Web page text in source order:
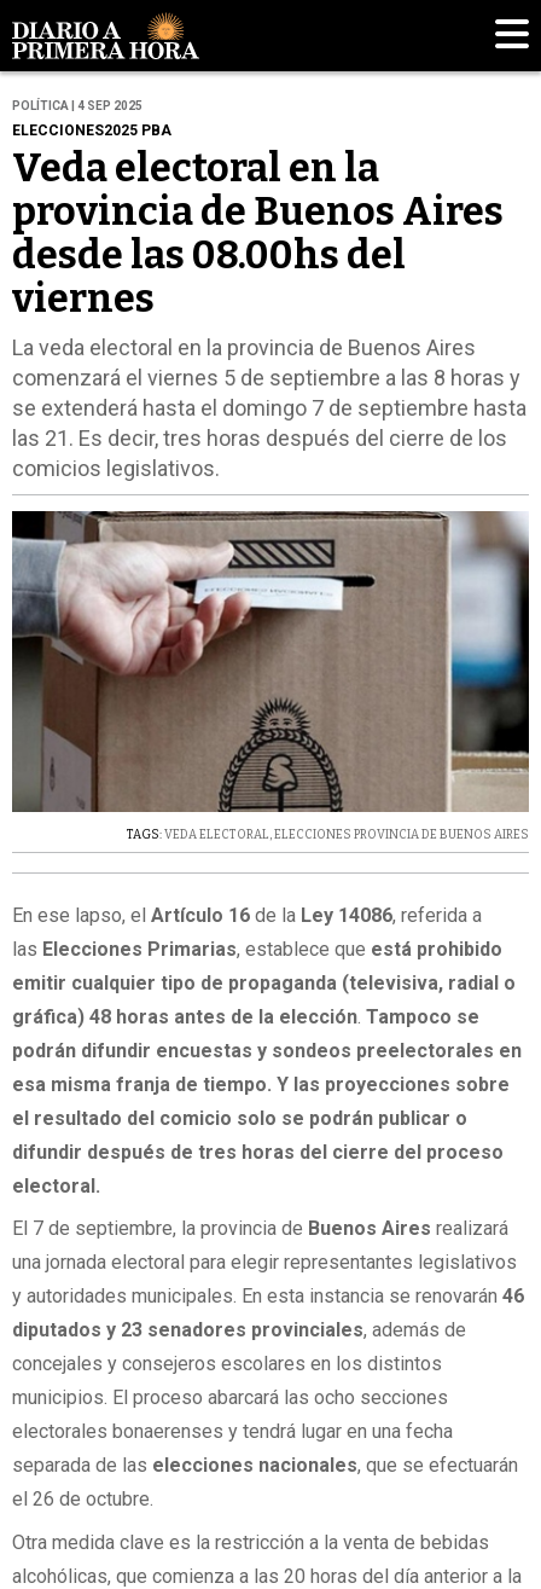
POLÍTICA | 4 SEP 2025
ELECCIONES2025 PBA
Veda electoral en la
provincia de Buenos Aires
desde las 08.00hs del
viernes
La veda electoral en la provincia de Buenos Aires
comenzará el viernes 5 de septiembre a las 8 horas y
se extenderá hasta el domingo 7 de septiembre hasta
las 21. Es decir, tres horas después del cierre de los
comicios legislativos.
TAGS: VEDA ELECTORAL,ELECCIONES PROVINCIA DE BUENOS AIRES
En ese lapso, el Artículo 16 de la Ley 14086, referida a
las Elecciones Primarias, establece que está prohibido
emitir cualquier tipo de propaganda (televisiva, radial o
gráfica) 48 horas antes de la elección. Tampoco se
podrán difundir encuestas y sondeos preelectorales en
esa misma franja de tiempo. Y las proyecciones sobre
el resultado del comicio solo se podrán publicar o
difundir después de tres horas del cierre del proceso
electoral.
El 7 de septiembre, la provincia de Buenos Aires realizará
una jornada electoral para elegir representantes legislativos
y autoridades municipales. En esta instancia se renovarán 46
diputados y 23 senadores provinciales, además de
concejales y consejeros escolares en los distintos
municipios. El proceso abarcará las ocho secciones
electorales bonaerenses y tendrá lugar en una fecha
separada de las elecciones nacionales, que se efectuarán
el 26 de octubre.
Otra medida clave es la restricción a la venta de bebidas
alcohólicas, que comienza a las 20 horas del día anterior a la